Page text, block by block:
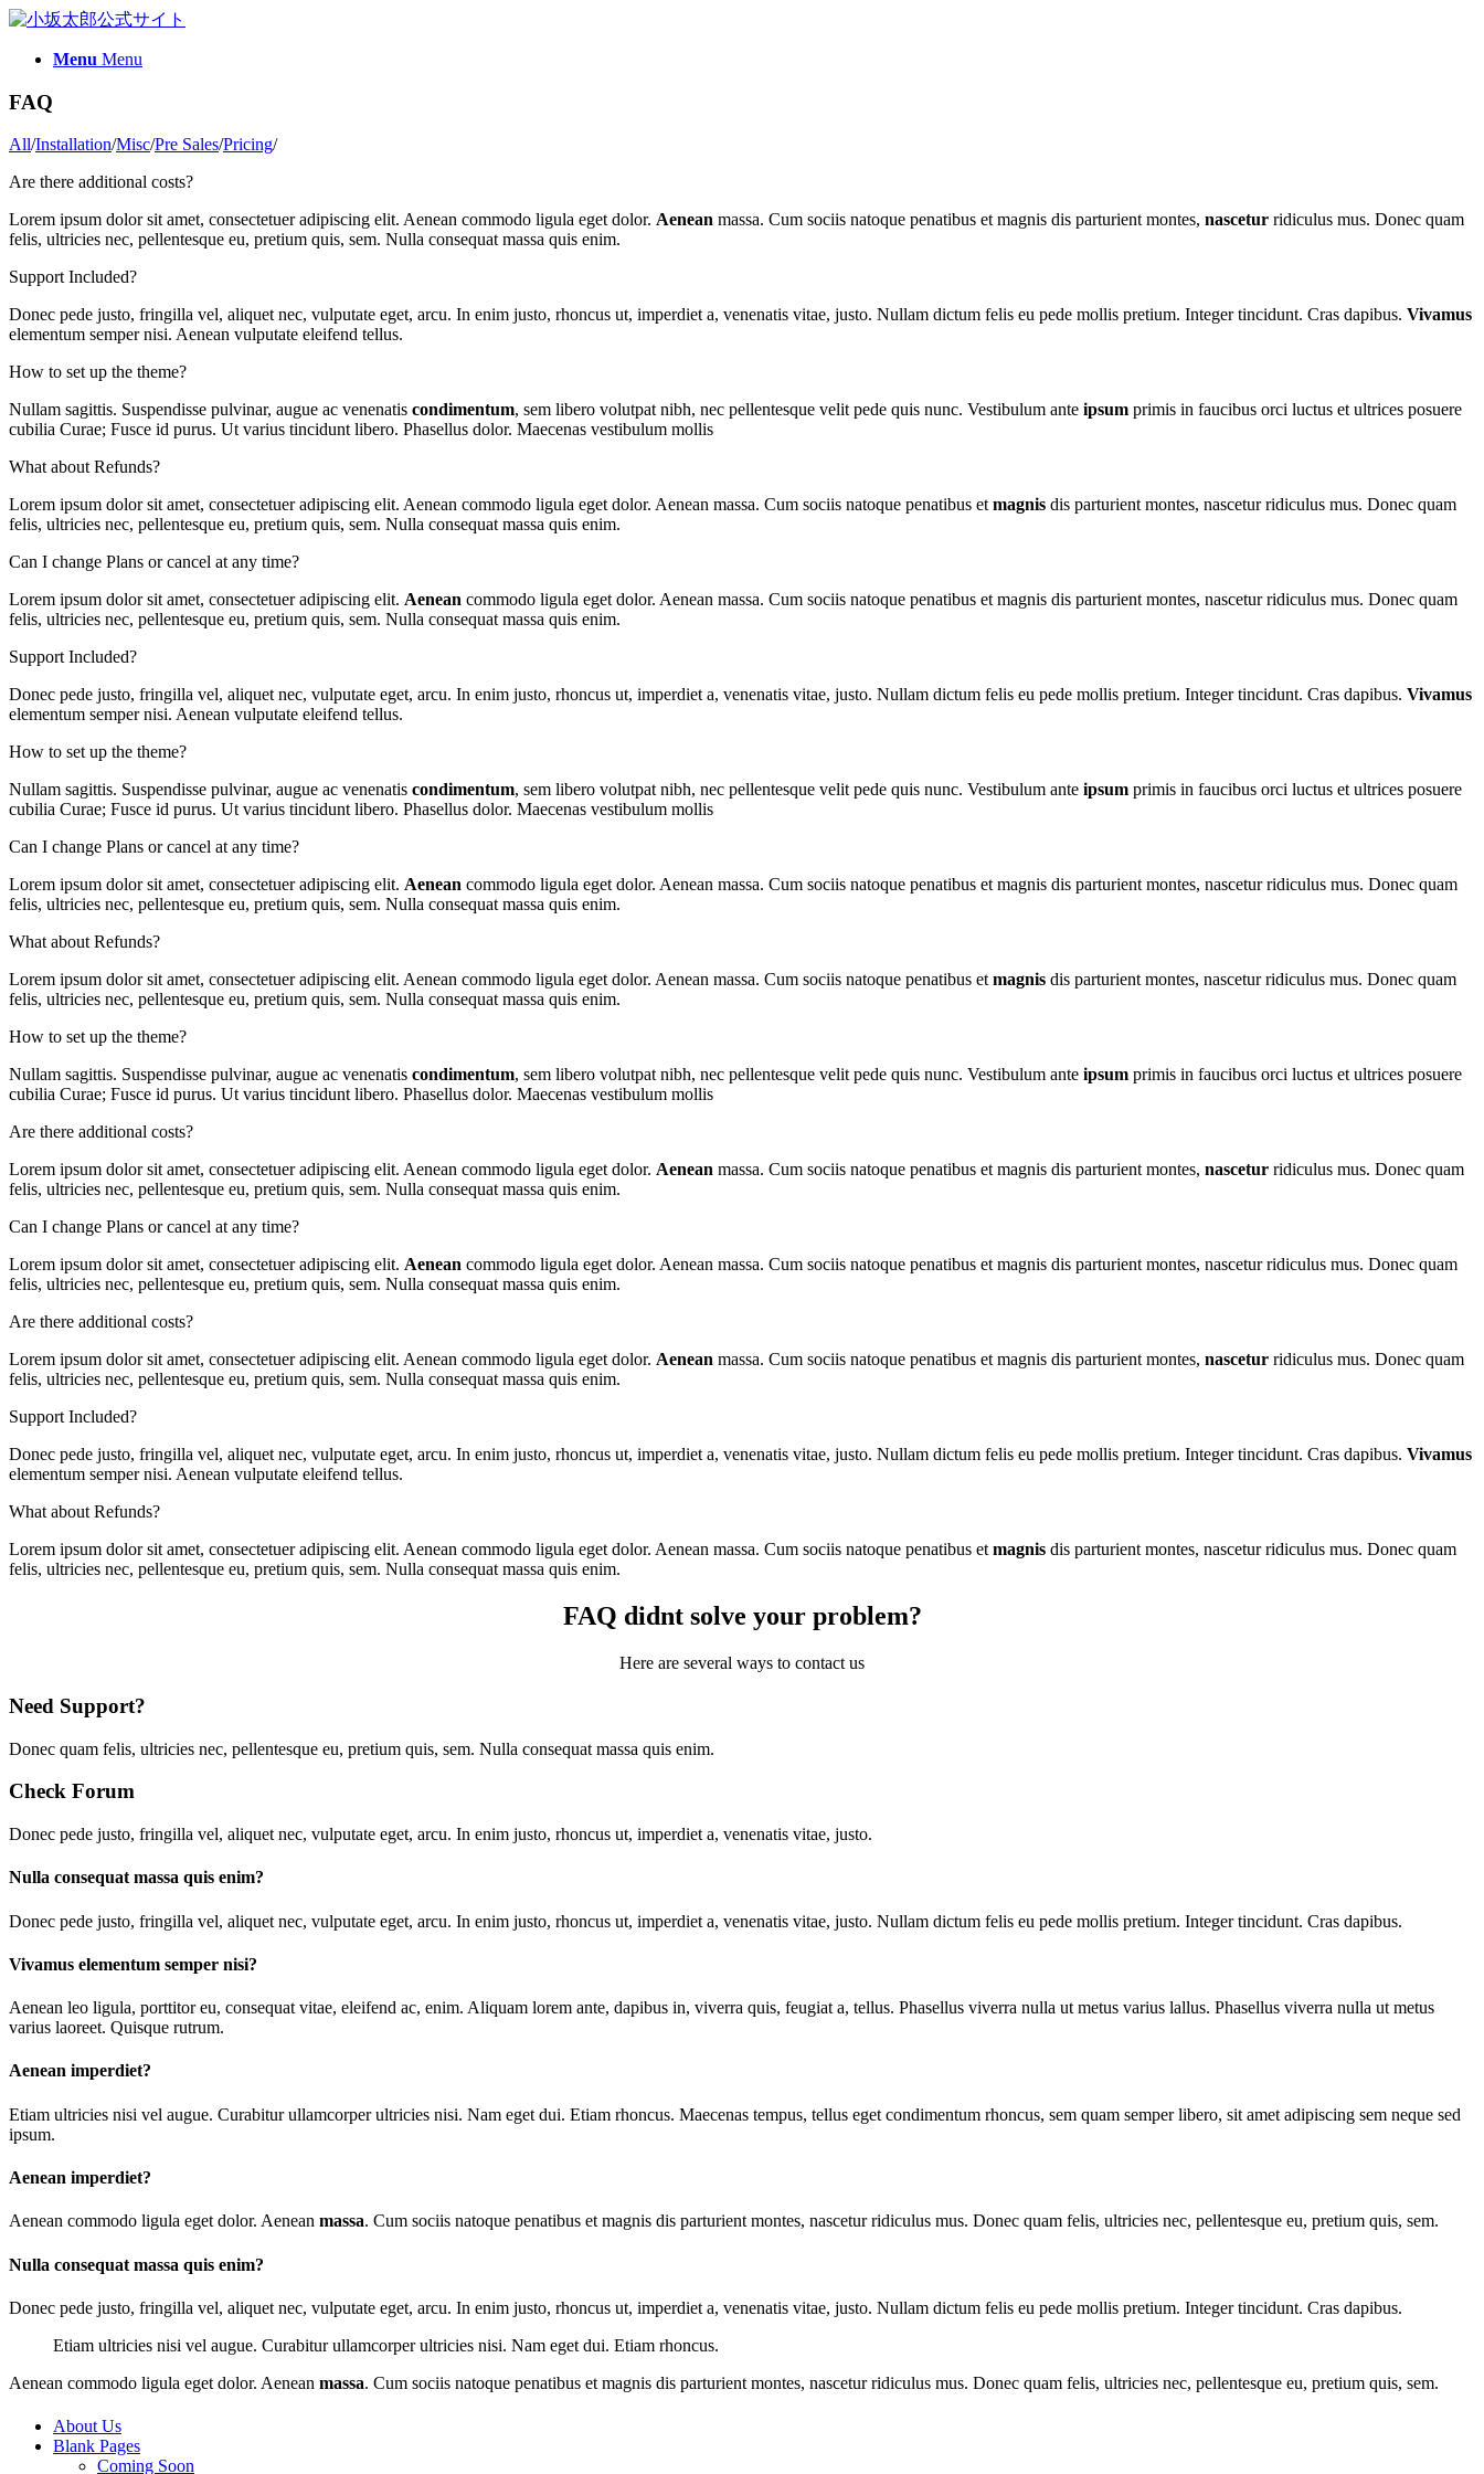
Menu Menu
FAQ
All/Installation/Misc/Pre Sales/Pricing/
Are there additional costs?
Lorem ipsum dolor sit amet, consectetuer adipiscing elit. Aenean commodo ligula eget dolor. Aenean massa. Cum sociis natoque penatibus et magnis dis parturient montes, nascetur ridiculus mus. Donec quam
felis, ultricies nec, pellentesque eu, pretium quis, sem. Nulla consequat massa quis enim.
Support Included?
Donec pede justo, fringilla vel, aliquet nec, vulputate eget, arcu. In enim justo, rhoncus ut, imperdiet a, venenatis vitae, justo. Nullam dictum felis eu pede mollis pretium. Integer tincidunt. Cras dapibus. Vivamus
elementum semper nisi. Aenean vulputate eleifend tellus.
How to set up the theme?
Nullam sagittis. Suspendisse pulvinar, augue ac venenatis condimentum, sem libero volutpat nibh, nec pellentesque velit pede quis nunc. Vestibulum ante ipsum primis in faucibus orci luctus et ultrices posuere
cubilia Curae; Fusce id purus. Ut varius tincidunt libero. Phasellus dolor. Maecenas vestibulum mollis
What about Refunds?
Lorem ipsum dolor sit amet, consectetuer adipiscing elit. Aenean commodo ligula eget dolor. Aenean massa. Cum sociis natoque penatibus etmagnis dis parturient montes, nascetur ridiculus mus. Donec quam
felis, ultricies nec, pellentesque eu, pretium quis, sem. Nulla consequat massa quis enim.
Can I change Plans or cancel at any time?
Lorem ipsum dolor sit amet, consectetuer adipiscing elit. Aenean commodo ligula eget dolor. Aenean massa. Cum sociis natoque penatibus et magnis dis parturient montes, nascetur ridiculus mus. Donec quam
felis, ultricies nec, pellentesque eu, pretium quis, sem. Nulla consequat massa quis enim.
Support Included?
Donec pede justo, fringilla vel, aliquet nec, vulputate eget, arcu. In enim justo, rhoncus ut, imperdiet a, venenatis vitae, justo. Nullam dictum felis eu pede mollis pretium. Integer tincidunt. Cras dapibus. Vivamus
elementum semper nisi. Aenean vulputate eleifend tellus.
How to set up the theme?
Nullam sagittis. Suspendisse pulvinar, augue ac venenatis condimentum, sem libero volutpat nibh, nec pellentesque velit pede quis nunc. Vestibulum ante ipsum primis in faucibus orci luctus et ultrices posuere
cubilia Curae; Fusce id purus. Ut varius tincidunt libero. Phasellus dolor. Maecenas vestibulum mollis
Can I change Plans or cancel at any time?
Lorem ipsum dolor sit amet, consectetuer adipiscing elit. Aenean commodo ligula eget dolor. Aenean massa. Cum sociis natoque penatibus et magnis dis parturient montes, nascetur ridiculus mus. Donec quam
felis, ultricies nec, pellentesque eu, pretium quis, sem. Nulla consequat massa quis enim.
What about Refunds?
Lorem ipsum dolor sit amet, consectetuer adipiscing elit. Aenean commodo ligula eget dolor. Aenean massa. Cum sociis natoque penatibus etmagnis dis parturient montes, nascetur ridiculus mus. Donec quam
felis, ultricies nec, pellentesque eu, pretium quis, sem. Nulla consequat massa quis enim.
How to set up the theme?
Nullam sagittis. Suspendisse pulvinar, augue ac venenatis condimentum, sem libero volutpat nibh, nec pellentesque velit pede quis nunc. Vestibulum ante ipsum primis in faucibus orci luctus et ultrices posuere
cubilia Curae; Fusce id purus. Ut varius tincidunt libero. Phasellus dolor. Maecenas vestibulum mollis
Are there additional costs?
Lorem ipsum dolor sit amet, consectetuer adipiscing elit. Aenean commodo ligula eget dolor. Aenean massa. Cum sociis natoque penatibus et magnis dis parturient montes, nascetur ridiculus mus. Donec quam
felis, ultricies nec, pellentesque eu, pretium quis, sem. Nulla consequat massa quis enim.
Can I change Plans or cancel at any time?
Lorem ipsum dolor sit amet, consectetuer adipiscing elit. Aenean commodo ligula eget dolor. Aenean massa. Cum sociis natoque penatibus et magnis dis parturient montes, nascetur ridiculus mus. Donec quam
felis, ultricies nec, pellentesque eu, pretium quis, sem. Nulla consequat massa quis enim.
Are there additional costs?
Lorem ipsum dolor sit amet, consectetuer adipiscing elit. Aenean commodo ligula eget dolor. Aenean massa. Cum sociis natoque penatibus et magnis dis parturient montes, nascetur ridiculus mus. Donec quam
felis, ultricies nec, pellentesque eu, pretium quis, sem. Nulla consequat massa quis enim.
Support Included?
Donec pede justo, fringilla vel, aliquet nec, vulputate eget, arcu. In enim justo, rhoncus ut, imperdiet a, venenatis vitae, justo. Nullam dictum felis eu pede mollis pretium. Integer tincidunt. Cras dapibus. Vivamus
elementum semper nisi. Aenean vulputate eleifend tellus.
What about Refunds?
Lorem ipsum dolor sit amet, consectetuer adipiscing elit. Aenean commodo ligula eget dolor. Aenean massa. Cum sociis natoque penatibus etmagnis dis parturient montes, nascetur ridiculus mus. Donec quam
felis, ultricies nec, pellentesque eu, pretium quis, sem. Nulla consequat massa quis enim.
FAQ didnt solve your problem?
Here are several ways to contact us
Need Support?
Donec quam felis, ultricies nec, pellentesque eu, pretium quis, sem. Nulla consequat massa quis enim.
Check Forum
Donec pede justo, fringilla vel, aliquet nec, vulputate eget, arcu. In enim justo, rhoncus ut, imperdiet a, venenatis vitae, justo.
Nulla consequat massa quis enim?
Donec pede justo, fringilla vel, aliquet nec, vulputate eget, arcu. In enim justo, rhoncus ut, imperdiet a, venenatis vitae, justo. Nullam dictum felis eu pede mollis pretium. Integer tincidunt. Cras dapibus.
Vivamus elementum semper nisi?
Aenean leo ligula, porttitor eu, consequat vitae, eleifend ac, enim. Aliquam lorem ante, dapibus in, viverra quis, feugiat a, tellus. Phasellus viverra nulla ut metus varius lallus. Phasellus viverra nulla ut metus
varius laoreet. Quisque rutrum.
Aenean imperdiet?
Etiam ultricies nisi vel augue. Curabitur ullamcorper ultricies nisi. Nam eget dui. Etiam rhoncus. Maecenas tempus, tellus eget condimentum rhoncus, sem quam semper libero, sit amet adipiscing sem neque sed
ipsum.
Aenean imperdiet?
Aenean commodo ligula eget dolor. Aenean massa. Cum sociis natoque penatibus et magnis dis parturient montes, nascetur ridiculus mus. Donec quam felis, ultricies nec, pellentesque eu, pretium quis, sem.
Nulla consequat massa quis enim?
Donec pede justo, fringilla vel, aliquet nec, vulputate eget, arcu. In enim justo, rhoncus ut, imperdiet a, venenatis vitae, justo. Nullam dictum felis eu pede mollis pretium. Integer tincidunt. Cras dapibus.
Etiam ultricies nisi vel augue. Curabitur ullamcorper ultricies nisi. Nam eget dui. Etiam rhoncus.
Aenean commodo ligula eget dolor. Aenean massa. Cum sociis natoque penatibus et magnis dis parturient montes, nascetur ridiculus mus. Donec quam felis, ultricies nec, pellentesque eu, pretium quis, sem.
About Us
Blank Pages
Coming Soon